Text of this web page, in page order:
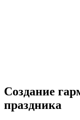
Создание
праздника